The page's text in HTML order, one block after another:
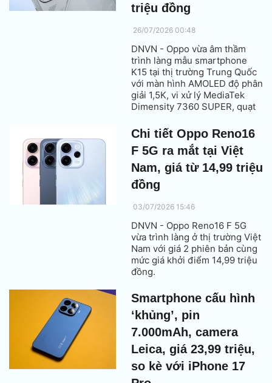
triệu đồng
26/07/2026 00:48
DNVN - Oppo vừa âm thầm
trình làng mẫu smartphone
K15 tại thị trường Trung Quốc
với màn hình AMOLED độ phân
giải 1,5K, vi xử lý MediaTek
Dimensity 7360 SUPER, quạt
cùng viên pin dung lượng
8.000mAh hỗ trợ sạc nhanh
80W.
Chi tiết Oppo Reno16
F 5G ra mắt tại Việt
Nam, giá từ 14,99 triệu
đồng
03/07/2026 15:46
DNVN - Oppo Reno16 F 5G
vừa trình làng ở thị trường Việt
Nam với giá 2 phiên bản cùng
mức giá khởi điểm 14,99 triệu
đồng.
Smartphone cấu hình
‘khủng’, pin
7.000mAh, camera
Leica, giá 23,99 triệu,
so kè với iPhone 17